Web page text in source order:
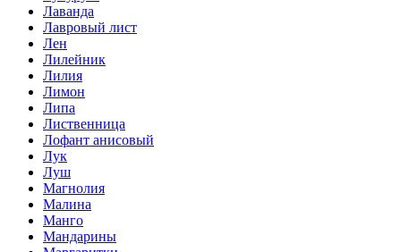
Лаванда
Лавровый лист
Лен
Лилейник
Лилия
Лимон
Липа
Лиственница
Лофант анисовый
Лук
Луш
Магнолия
Малина
Манго
Мандарины